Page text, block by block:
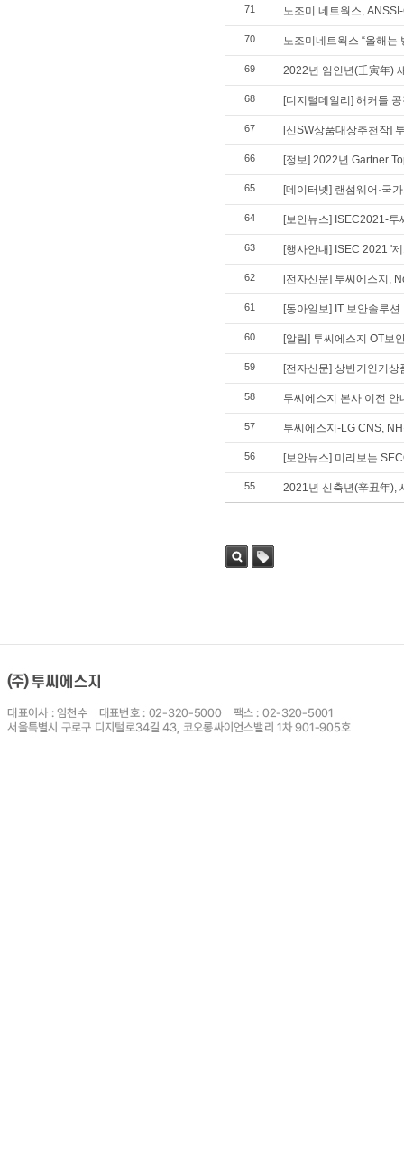
71 노조미 네트웍스,
70 노조미네트웍스 “올해는
69 2022년 임인년(壬寅年)
68 [디지털데일리] 해커들 공
67 [신SW상품대상추천작]
66 [정보] 2022년 Gartner
65 [데이터넷] 랜섬웨어·국
64 [보안뉴스] ISEC2021-
63 [행사안내] ISEC 2021 '
62 [전자신문] 투씨에스지,
61 [동아일보] IT 보안솔루
60 [알림] 투씨에스지 OT보
59 [전자신문] 상반기인기
58 투씨에스지 본사 이전 안
57 투씨에스지-LG CNS,
56 [보안뉴스] 미리보는
55 2021년 신축년(辛丑年),